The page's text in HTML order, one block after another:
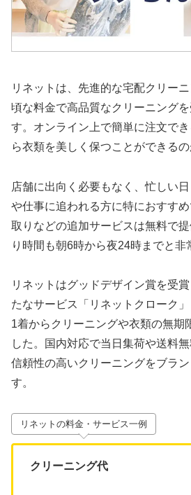
リネットは、先進的な宅配クリー
頃な料金で高品質なクリーニング
す。オンライン上で簡単に注文で
ら衣類を美しく保つことができるの
店舗に出向く必要もなく、忙しい
や仕事に追われる方に特におすす
取りなどの追加サービスは無料で
り時間も朝6時から夜24時までと非
リネットはグッドデザイン賞を受
たなサービス「リネットクローク」
1着からクリーニングや衣類の無期
した。国内対応で当日集荷や送料
信頼性の高いクリーニングをブラ
す。
リネットの料金・サービス一例
クリーニング代